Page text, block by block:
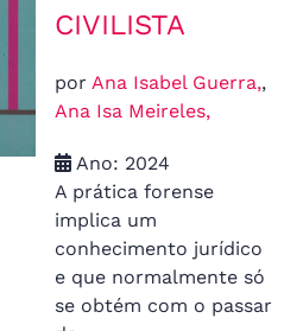
CIVILISTA
por Ana Isabel Guerra,,
Ana Isa Meireles,
Ano: 2024
A prática forense
implica um
conhecimento jurídico
e que normalmente só
se obtém com o passar